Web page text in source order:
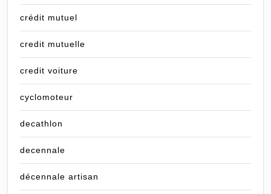
crédit mutuel
credit mutuelle
credit voiture
cyclomoteur
decathlon
decennale
décennale artisan